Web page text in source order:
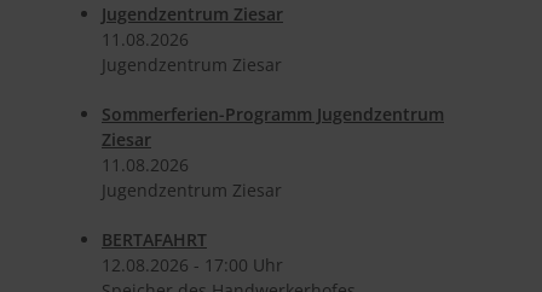
Jugendzentrum Ziesar
11.​08.​2026
Jugendzentrum Ziesar
Sommerferien-Programm Jugendzentrum
Ziesar
11.​08.​2026
Jugendzentrum Ziesar
BERTAFAHRT
12.​08.​2026 - 17:00 Uhr